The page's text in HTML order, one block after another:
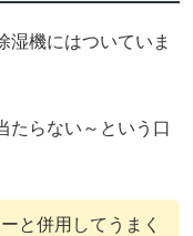
湿機にはついていま
たらない～という口
と併用してうまく